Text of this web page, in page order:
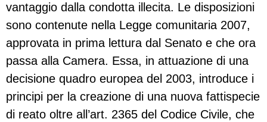
vantaggio dalla condotta illecita. Le disposizioni
sono contenute nella Legge comunitaria 2007,
approvata in prima lettura dal Senato e che ora
passa alla Camera. Essa, in attuazione di una
decisione quadro europea del 2003, introduce i
principi per la creazione di una nuova fattispecie
di reato oltre all’art. 2365 del Codice Civile, che